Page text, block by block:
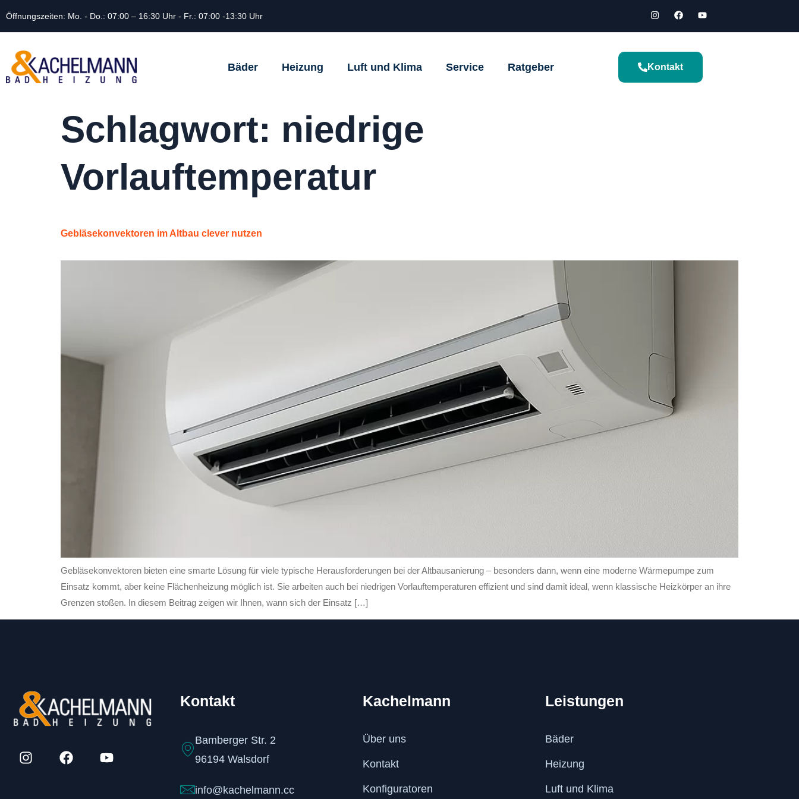
Öffnungszeiten: Mo. - Do.: 07:00 – 16:30 Uhr - Fr.: 07:00 -13:30 Uhr
Bäder Heizung Luft und Klima Service Ratgeber Kontakt
Schlagwort: niedrige
Vorlauftemperatur
Gebläsekonvektoren im Altbau clever nutzen
Gebläsekonvektoren bieten eine smarte Lösung für viele typische Herausforderungen bei der Altbausanierung – besonders dann, wenn eine moderne Wärmepumpe zum
Einsatz kommt, aber keine Flächenheizung möglich ist. Sie arbeiten auch bei niedrigen Vorlauftemperaturen effizient und sind damit ideal, wenn klassische Heizkörper an ihre
Grenzen stoßen. In diesem Beitrag zeigen wir Ihnen, wann sich der Einsatz […]
Kontakt
Bamberger Str. 2
96194 Walsdorf
info@kachelmann.cc
Kachelmann
Über uns
Kontakt
Konfiguratoren
Leistungen
Bäder
Heizung
Luft und Klima